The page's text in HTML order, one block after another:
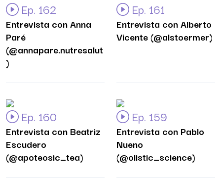
Ep. 162
Entrevista con Anna
Paré
(@annapare.nutresalut
)
Ep. 161
Entrevista con Alberto
Vicente (@alstoermer)
Ep. 160
Entrevista con Beatriz
Escudero
(@apoteosic_tea)
Ep. 159
Entrevista con Pablo
Nueno
(@olistic_science)